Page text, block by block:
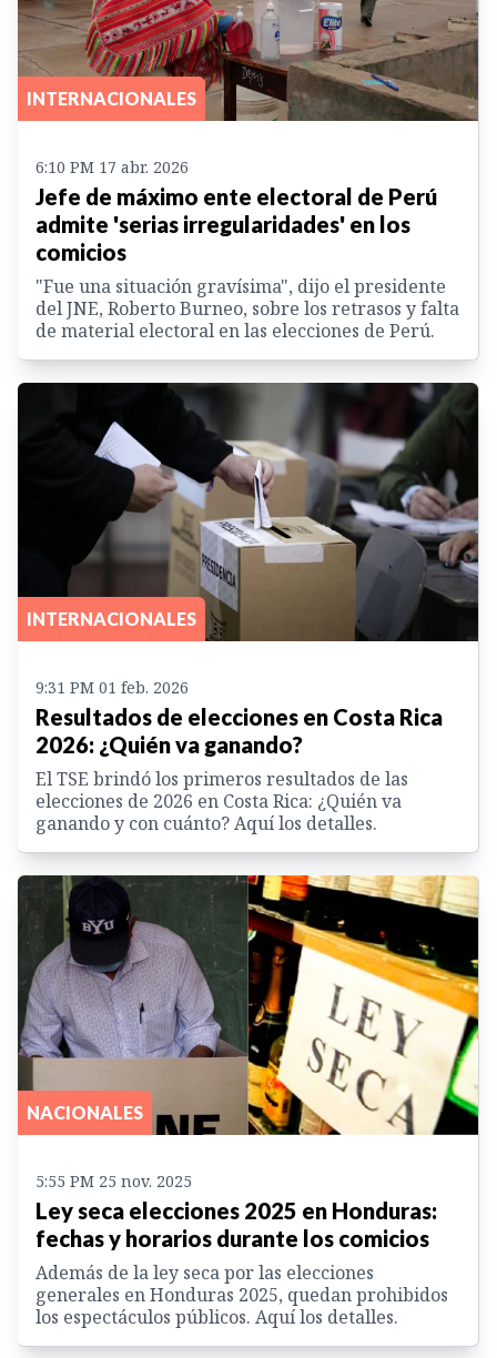
INTERNACIONALES
6:10 PM 17 abr. 2026
Jefe de máximo ente electoral de Perú
admite 'serias irregularidades' en los
comicios
"Fue una situación gravísima", dijo el presidente
del JNE, Roberto Burneo, sobre los retrasos y falta
de material electoral en las elecciones de Perú.
INTERNACIONALES
9:31 PM 01 feb. 2026
Resultados de elecciones en Costa Rica
2026: ¿Quién va ganando?
El TSE brindó los primeros resultados de las
elecciones de 2026 en Costa Rica: ¿Quién va
ganando y con cuánto? Aquí los detalles.
NACIONALES
5:55 PM 25 nov. 2025
Ley seca elecciones 2025 en Honduras:
fechas y horarios durante los comicios
Además de la ley seca por las elecciones
generales en Honduras 2025, quedan prohibidos
los espectáculos públicos. Aquí los detalles.